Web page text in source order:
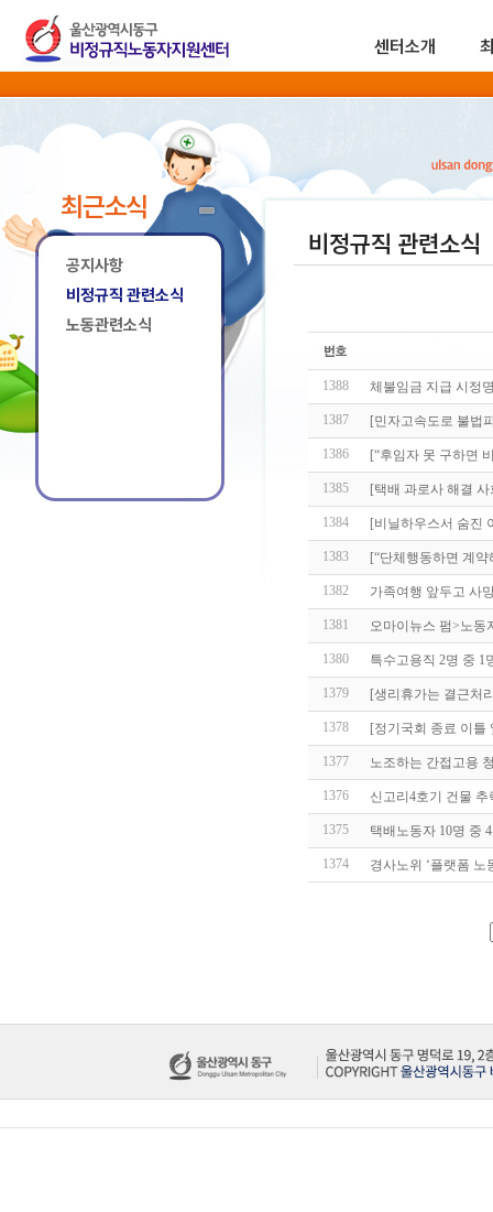
센터소개
최근소식
공지사항
비정규직 관련소식
노동관련소식
비정규직 관련소식
1388 체불임금 지급 시정
1387 [민자고속도로 불법
1386 [“후임자 못 구하면
1385 [택배 과로사 해결
1384 [비닐하우스서 숨진
1383 [“단체행동하면 계
1382 가족여행 앞두고 사
1381 오마이뉴스 펌>노
1380 특수고용직 2명 중
1379 [생리휴가는 결근처
1378 [정기국회 종료 이
1377 노조하는 간접고용
1376 신고리4호기 건물
1375 택배노동자 10명 중
1374 경사노위 ‘플랫폼